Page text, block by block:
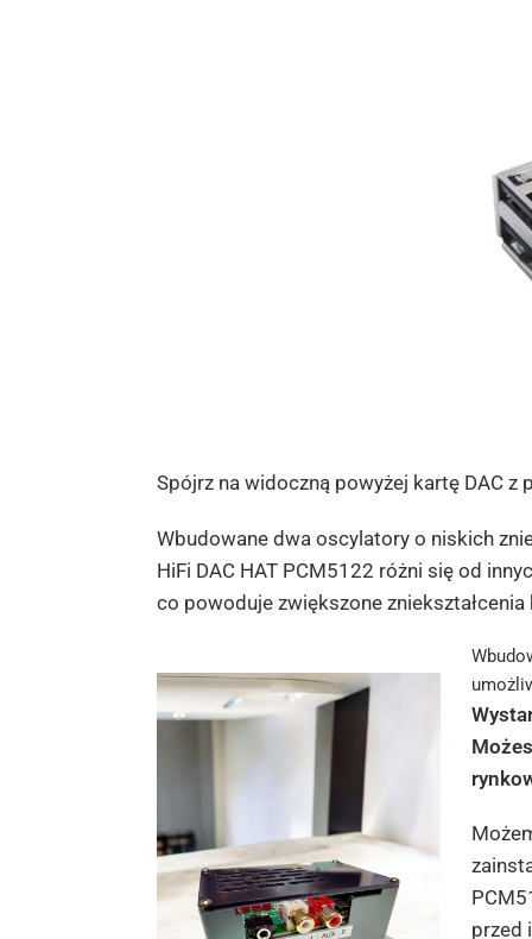
Spójrz na widoczną powyżej kartę DAC
Wbudowane dwa oscylatory o niskich
HiFi DAC HAT PCM5122 różni się od
co powoduje zwiększone zniekształcenia
przed